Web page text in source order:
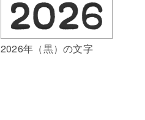
2026年（黒）の文字